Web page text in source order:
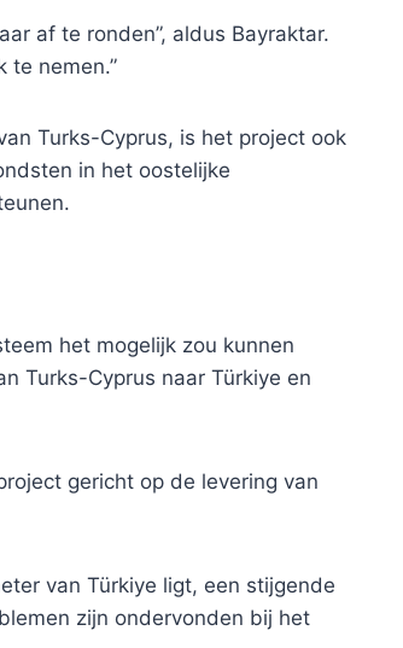
af te ronden”, aldus Bayraktar.
te nemen.”
Turks-Cyprus, is het project ook
in het oostelijke
het mogelijk zou kunnen
Turks-Cyprus naar Türkiye en
gericht op de levering van
van Türkiye ligt, een stijgende
zijn ondervonden bij het